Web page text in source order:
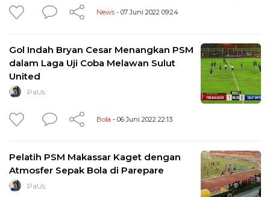
News - 07 Juni 2022 09:24
Gol Indah Bryan Cesar Menangkan PSM
dalam Laga Uji Coba Melawan Sulut
United
PaUs
Bola - 06 Juni 2022 22:13
Pelatih PSM Makassar Kaget dengan
Atmosfer Sepak Bola di Parepare
PaUs